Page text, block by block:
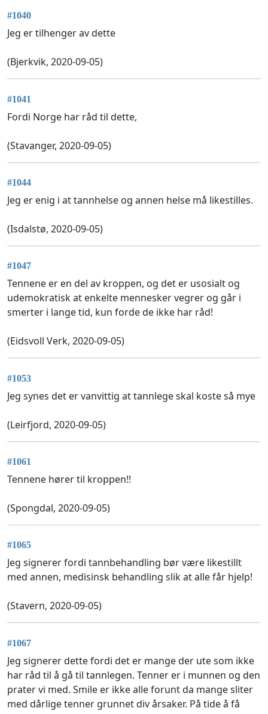
#1040
Jeg er tilhenger av dette
(Bjerkvik, 2020-09-05)
#1041
Fordi Norge har råd til dette,
(Stavanger, 2020-09-05)
#1044
Jeg er enig i at tannhelse og annen helse må likestilles.
(Isdalstø, 2020-09-05)
#1047
Tennene er en del av kroppen, og det er usosialt og
udemokratisk at enkelte mennesker vegrer og går i
smerter i lange tid, kun forde de ikke har råd!
(Eidsvoll Verk, 2020-09-05)
#1053
Jeg synes det er vanvittig at tannlege skal koste så mye
(Leirfjord, 2020-09-05)
#1061
Tennene hører til kroppen!!
(Spongdal, 2020-09-05)
#1065
Jeg signerer fordi tannbehandling bør være likestillt
med annen, medisinsk behandling slik at alle får hjelp!
(Stavern, 2020-09-05)
#1067
Jeg signerer dette fordi det er mange der ute som ikke
har råd til å gå til tannlegen. Tenner er i munnen og den
prater vi med. Smile er ikke alle forunt da mange sliter
med dårlige tenner grunnet div årsaker. På tide å få